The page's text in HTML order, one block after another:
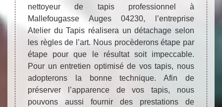
nettoyeur de tapis professionnel à
Mallefougasse Auges 04230, l’entreprise
Atelier du Tapis réalisera un détachage selon
les règles de l’art. Nous procèderons étape par
étape pour que le résultat soit impeccable.
Pour un entretien optimisé de vos tapis, nous
adopterons la bonne technique. Afin de
préserver l’apparence de vos tapis, nous
pouvons aussi fournir des prestations de